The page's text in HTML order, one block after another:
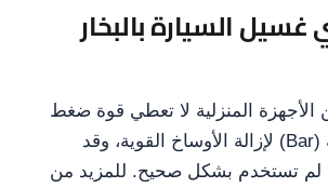
السيارة بالبخار
الأجهزة المنزلية لا تعطي قوة ضغط
البخار المطلوبة (Bar) لإزالة الأوساخ القوية، وقد
لم تستخدم بشكل صحيح. للمزيد من